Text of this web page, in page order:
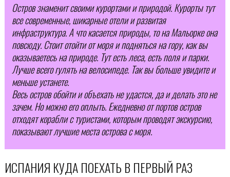
Остров знаменит своими курортами и природой. Курорты тут
все современные, шикарные отели и развитая
инфраструктура. А что касается природы, то на Мальорке она
повсюду. Стоит отойти от моря и подняться на гору, как вы
оказываетесь на природе. Тут есть леса, есть поля и парки.
Лучше всего гулять на велосипеде. Так вы больше увидите и
меньше устанете.
Весь остров обойти и объехать не удастся, да и делать это не
зачем. Но можно его оплыть. Ежедневно от портов остров
отходят корабли с туристами, которым проводят экскурсию,
показывают лучшие места острова с моря.
ИСПАНИЯ КУДА ПОЕХАТЬ В ПЕРВЫЙ РАЗ